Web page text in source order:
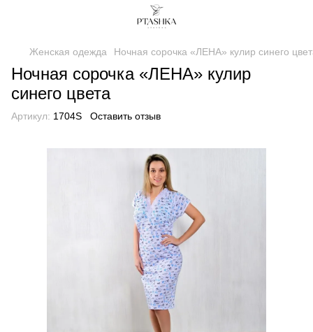
Женская одежда Ночная сорочка «ЛЕНА» кулир синего
Ночная сорочка «ЛЕНА» кулир
синего цвета
Артикул: 1704S Оставить отзыв